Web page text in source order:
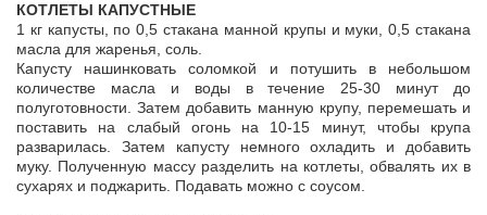
КОТЛЕТЫ КАПУСТНЫЕ
1 кг капусты, по 0,5 стакана манной крупы и муки, 0,5 стакана
масла для жаренья, соль.
Капусту нашинковать соломкой и потушить в небольшом
количестве масла и воды в течение 25-30 минут до
полуготовности. Затем добавить манную крупу, перемешать и
поставить на слабый огонь на 10-15 минут, чтобы крупа
разварилась. Затем капусту немного охладить и добавить
муку. Полученную массу разделить на котлеты, обвалять их в
сухарях и поджарить. Подавать можно с соусом.